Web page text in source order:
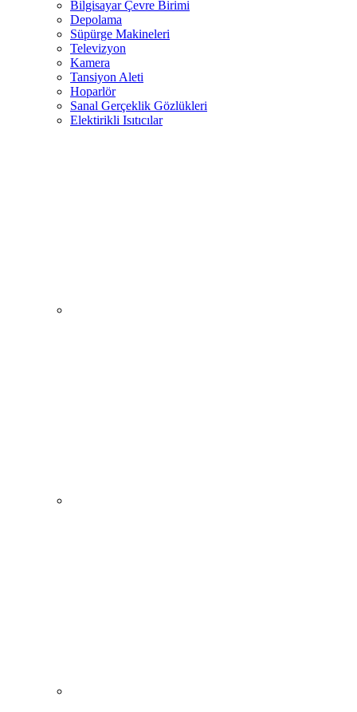
Bilgisayar Çevre Birimi
Depolama
Süpürge Makineleri
Televizyon
Kamera
Tansiyon Aleti
Hoparlör
Sanal Gerçeklik Gözlükleri
Elektirikli Isıtıcılar